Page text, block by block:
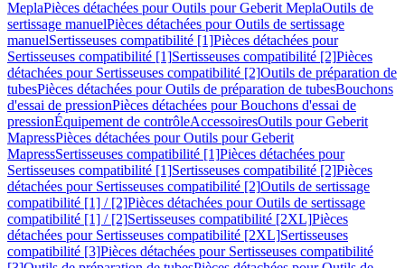
MeplaPièces détachées pour Outils pour Geberit MeplaOutils de
sertissage manuelPièces détachées pour Outils de sertissage
manuelSertisseuses compatibilité [1]Pièces détachées pour
Sertisseuses compatibilité [1]Sertisseuses compatibilité [2]Pièces
détachées pour Sertisseuses compatibilité [2]Outils de préparation de
tubesPièces détachées pour Outils de préparation de tubesBouchons
d'essai de pressionPièces détachées pour Bouchons d'essai de
pressionÉquipement de contrôleAccessoiresOutils pour Geberit
MapressPièces détachées pour Outils pour Geberit
MapressSertisseuses compatibilité [1]Pièces détachées pour
Sertisseuses compatibilité [1]Sertisseuses compatibilité [2]Pièces
détachées pour Sertisseuses compatibilité [2]Outils de sertissage
compatibilité [1] / [2]Pièces détachées pour Outils de sertissage
compatibilité [1] / [2]Sertisseuses compatibilité [2XL]Pièces
détachées pour Sertisseuses compatibilité [2XL]Sertisseuses
compatibilité [3]Pièces détachées pour Sertisseuses compatibilité